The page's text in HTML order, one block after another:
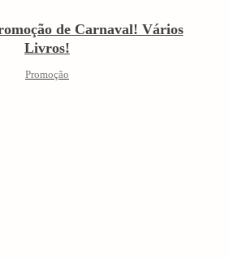
de Carnaval! Vários
Livros!
Promoção